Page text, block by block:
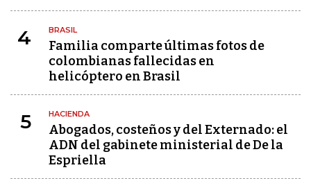
4 BRASIL
Familia comparte últimas fotos de
colombianas fallecidas en
helicóptero en Brasil
5 HACIENDA
Abogados, costeños y del Externado: el
ADN del gabinete ministerial de De la
Espriella